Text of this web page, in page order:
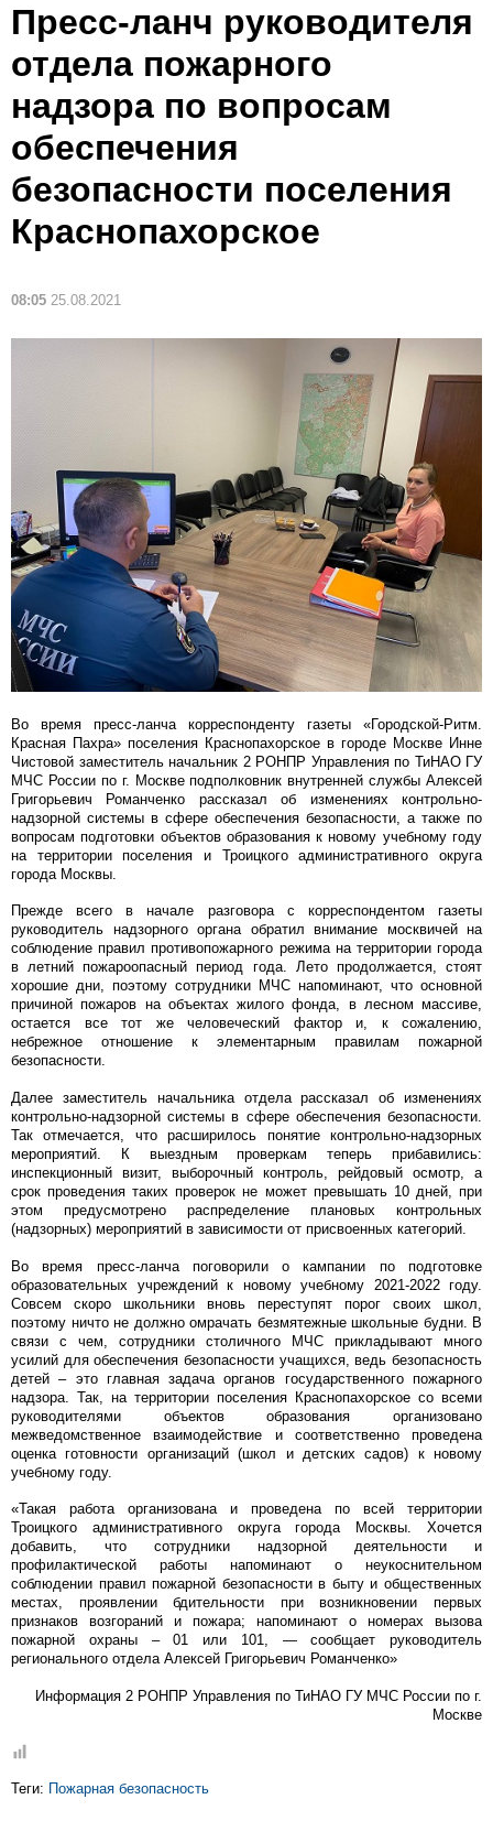
Пресс-ланч руководителя
отдела пожарного
надзора по вопросам
обеспечения
безопасности поселения
Краснопахорское
08:05 25.08.2021
Во время пресс-ланча корреспонденту газеты «Городской-Ритм.
Красная Пахра» поселения Краснопахорское в городе Москве Инне
Чистовой заместитель начальник 2 РОНПР Управления по ТиНАО ГУ
МЧС России по г. Москве подполковник внутренней службы Алексей
Григорьевич Романченко рассказал об изменениях контрольно-
надзорной системы в сфере обеспечения безопасности, а также по
вопросам подготовки объектов образования к новому учебному году
на территории поселения и Троицкого административного округа
города Москвы.
Прежде всего в начале разговора с корреспондентом газеты
руководитель надзорного органа обратил внимание москвичей на
соблюдение правил противопожарного режима на территории города
в летний пожароопасный период года. Лето продолжается, стоят
хорошие дни, поэтому сотрудники МЧС напоминают, что основной
причиной пожаров на объектах жилого фонда, в лесном массиве,
остается все тот же человеческий фактор и, к сожалению,
небрежное отношение к элементарным правилам пожарной
безопасности.
Далее заместитель начальника отдела рассказал об изменениях
контрольно-надзорной системы в сфере обеспечения безопасности.
Так отмечается, что расширилось понятие контрольно-надзорных
мероприятий. К выездным проверкам теперь прибавились:
инспекционный визит, выборочный контроль, рейдовый осмотр, а
срок проведения таких проверок не может превышать 10 дней, при
этом предусмотрено распределение плановых контрольных
(надзорных) мероприятий в зависимости от присвоенных категорий.
Во время пресс-ланча поговорили о кампании по подготовке
образовательных учреждений к новому учебному 2021-2022 году.
Совсем скоро школьники вновь переступят порог своих школ,
поэтому ничто не должно омрачать безмятежные школьные будни. В
связи с чем, сотрудники столичного МЧС прикладывают много
усилий для обеспечения безопасности учащихся, ведь безопасность
детей – это главная задача органов государственного пожарного
надзора. Так, на территории поселения Краснопахорское со всеми
руководителями объектов образования организовано
межведомственное взаимодействие и соответственно проведена
оценка готовности организаций (школ и детских садов) к новому
учебному году.
«Такая работа организована и проведена по всей территории
Троицкого административного округа города Москвы. Хочется
добавить, что сотрудники надзорной деятельности и
профилактической работы напоминают о неукоснительном
соблюдении правил пожарной безопасности в быту и общественных
местах, проявлении бдительности при возникновении первых
признаков возгораний и пожара; напоминают о номерах вызова
пожарной охраны – 01 или 101, — сообщает руководитель
регионального отдела Алексей Григорьевич Романченко»
Информация 2 РОНПР Управления по ТиНАО ГУ МЧС России по г.
Москве
Теги: Пожарная безопасность